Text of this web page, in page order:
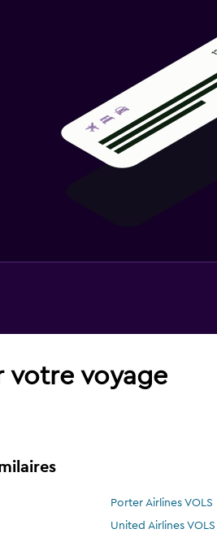
votre voyage
Porter Airlines VOLS
United Airlines VOLS